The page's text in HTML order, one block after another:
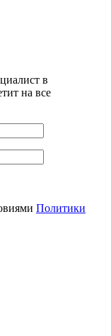
в
на все
Политики